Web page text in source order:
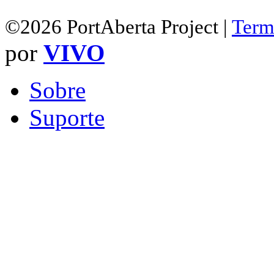
©2026 PortAberta Project |
por VIVO
Sobre
Suporte